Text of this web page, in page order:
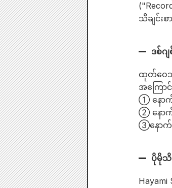
သီချင်းစ
ဒစ်
ထုတ်ဝေ
အကြောင်
① နော
② နော
③နောက်
ပိုမိုသိ